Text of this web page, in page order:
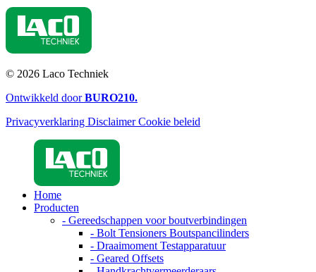
© 2026 Laco Techniek
Ontwikkeld doorBURO210.
Privacyverklaring DisclaimerCookie beleid
Home
Producten
- Gereedschappen voor boutverbindingen
- Bolt Tensioners Boutspancilinders
- Draaimoment Testapparatuur
- Geared Offsets